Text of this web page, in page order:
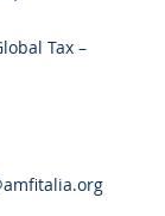
Tax –